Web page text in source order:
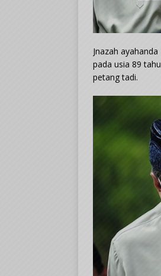
Jnazah
pada usia 89
petang tadi.